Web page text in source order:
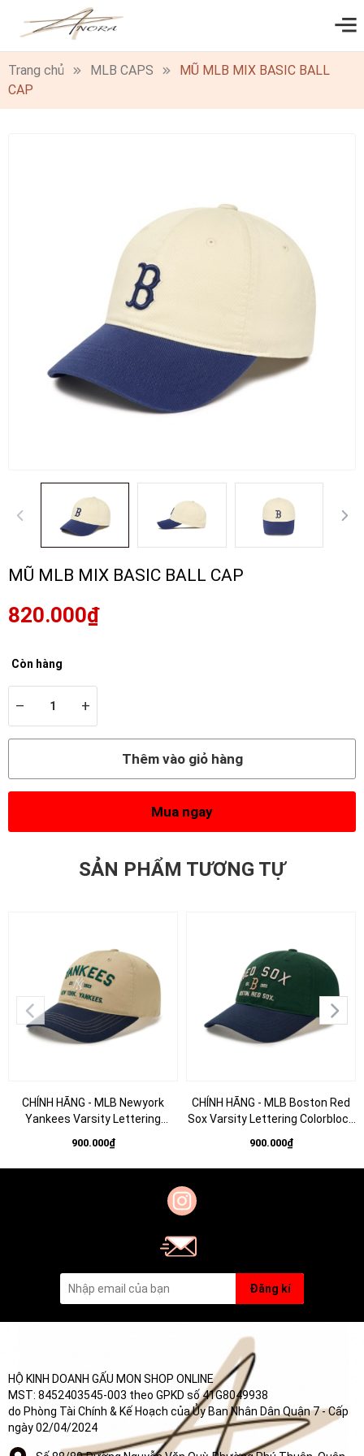
0
Trang chủ MLB CAPS
MŨ MLB MIX BASIC BALL
CAP
MŨ MLB MIX BASIC BALL CAP
820.000₫
Còn hàng
– +
Thêm vào giỏ hàng
Mua ngay
SẢN PHẨM TƯƠNG TỰ
CHÍNH HÃNG - MLB Newyork
Yankees Varsity Lettering
Cap - Mũ lưỡi trai nón kết tone
be
900.000₫
CHÍNH HÃNG - MLB Boston Red
Sox Varsity Lettering Colorblock
trai nón kết tone xanh
900.000₫
Đăng kí
HỘ KINH DOANH GẤU MON SHOP ONLINE
MST: 8452403545-003 theo GPKD số 41G8049938
do Phòng Tài Chính & Kế Hoạch của Ủy Ban Nhân Dân Quận 7 - Cấp
ngày 02/04/2024